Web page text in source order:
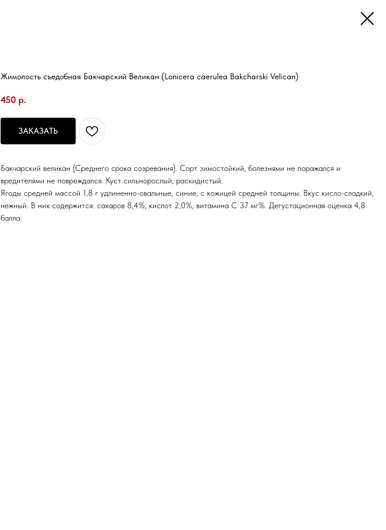
Жимолость съедобная Бакчарский Великан (Lonicera caerulea Bakcharski Velican)
450 р.
ЗАКАЗАТЬ
Бакчарский великан (Среднего срока созревания). Сорт зимостойкий, болезнями не поражался и
вредителями не повреждался. Куст сильнорослый, раскидистый.
Ягоды средней массой 1,8 г удлиненно-овальные, синие, с кожицей средней толщины. Вкус кисло-сладкий,
нежный. В них содержится: сахаров 8,4%, кислот 2,0%, витамина С 37 мг%. Дегустационная оценка 4,8
балла.